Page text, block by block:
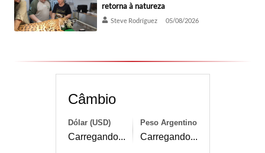
retorna à natureza
Steve Rodríguez 05/08/2026
Câmbio
Dólar (USD)
Carregando...
Peso Argentino
Carregando...